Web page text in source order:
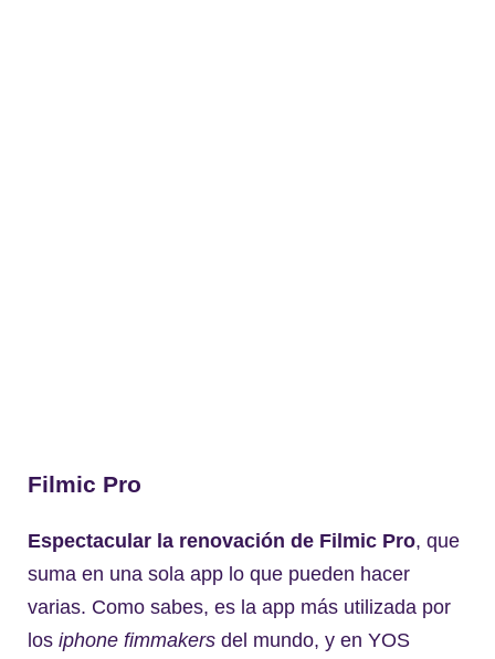
Filmic Pro
Espectacular la renovación de Filmic Pro, que
suma en una sola app lo que pueden hacer
varias. Como sabes, es la app más utilizada por
los iphone fimmakers del mundo, y en YOS